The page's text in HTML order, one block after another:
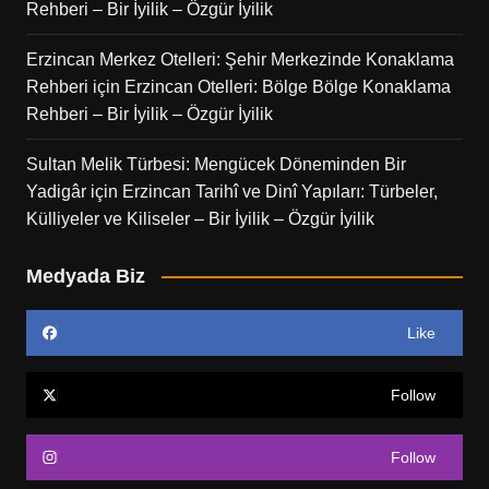
Rehberi – Bir İyilik – Özgür İyilik
Erzincan Merkez Otelleri: Şehir Merkezinde Konaklama
Rehberi için Erzincan Otelleri: Bölge Bölge Konaklama
Rehberi – Bir İyilik – Özgür İyilik
Sultan Melik Türbesi: Mengücek Döneminden Bir
Yadigâriçin Erzincan Tarihî ve Dinî Yapıları: Türbeler,
Külliyeler ve Kiliseler – Bir İyilik – Özgür İyilik
Medyada Biz
Like
Follow
Follow